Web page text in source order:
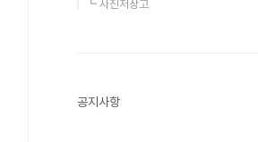
┗ 사진저장고
공지사항